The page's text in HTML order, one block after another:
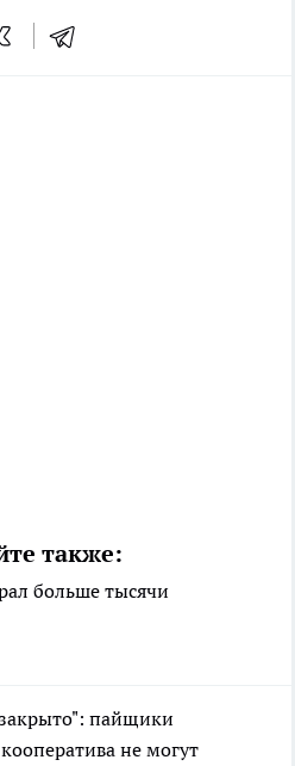
также:
больше тысячи
пайщики
не могут